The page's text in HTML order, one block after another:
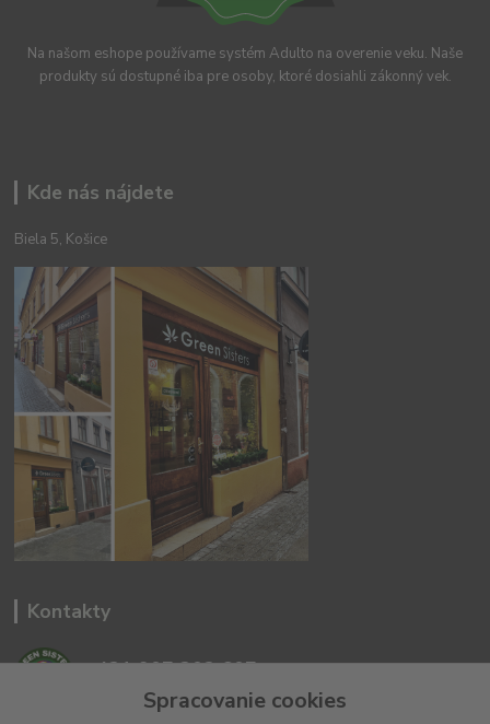
Na našom eshope používame systém Adulto na overenie veku. Naše
produkty sú dostupné iba pre osoby, ktoré dosiahli zákonný vek.
Kde nás nájdete
Biela 5, Košice
Kontakty
+421 907 302 607
(Po-Pia, 10 -18 hod.)
Spracovanie cookies